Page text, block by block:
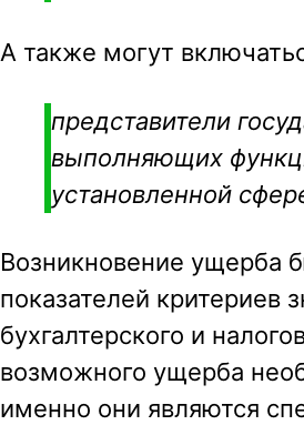
А также могут
представители
выполняющих
установленной
Возникновение ущерба
показателей критериев
бухгалтерского и
возможного ущерба
именно они являются